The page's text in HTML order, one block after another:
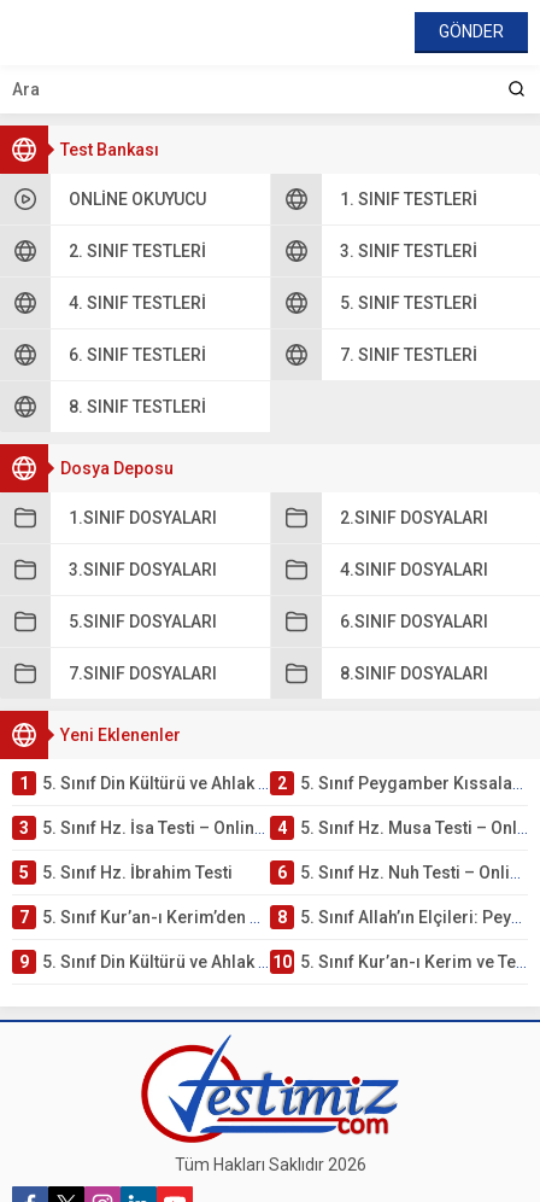
Test Bankası
ONLINE OKUYUCU 1. SINIF TESTLERI
2. SINIF TESTLERI 3. SINIF TESTLERI
4. SINIF TESTLERI 5. SINIF TESTLERI
6. SINIF TESTLERI 7. SINIF TESTLERI
8. SINIF TESTLERI
Dosya Deposu
1.SINIF DOSYALARI 2.SINIF DOSYALARI
3.SINIF DOSYALARI 4.SINIF DOSYALARI
5.SINIF DOSYALARI 6.SINIF DOSYALARI
7.SINIF DOSYALARI 8.SINIF DOSYALARI
Yeni Eklenenler
1 5. Sınıf Din Kültürü ve Ahlak Bilgisi 4. Ünite: Peygamber Kıssaları Çalışmaları 2 5. Sınıf Peygamber Kıssaları Ünite Testi – Online Çöz
3 5. Sınıf Hz. İsa Testi – Online Çöz 4 5. Sınıf Hz. Musa Testi – Online Çöz
5 5. Sınıf Hz. İbrahim Testi 6 5. Sınıf Hz. Nuh Testi – Online Çöz
7 5. Sınıf Kur’an-ı Kerim’den Öğütler – Peygamber Kıssaları Testi – Online Çöz 8 5. Sınıf Allah’ın Elçileri: Peygamberler Testi – Online Çöz
9 5. Sınıf Din Kültürü ve Ahlak Bilgisi 3. Ünite: Kur’an-ı Kerim Çalışmaları 10 5. Sınıf Kur’an-ı Kerim ve Temel Özellikleri Testi – Online Çöz
Tüm Hakları Saklıdır 2026